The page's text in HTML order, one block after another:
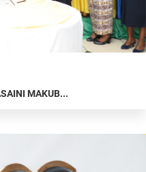
MAKUB...